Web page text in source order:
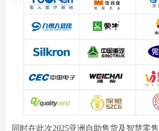
同时在此次2025亚洲自助售货及智慧零